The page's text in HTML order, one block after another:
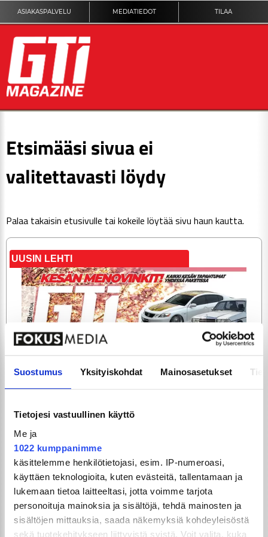
Suostumus Yksityiskohdat Mainosasetukset
Tietojesi vastuullinen käyttö
Me ja
1022 kumppanimme
käsittelemme henkilötietojasi, esim. IP-numeroasi,
käyttäen teknologioita, kuten evästeitä, tallentamaan ja
lukemaan tietoa laitteeltasi, jotta voimme tarjota
personoituja mainoksia ja sisältöjä, tehdä mainosten ja
sisältöjen mittauksia, saada näkemyksiä kohdeyleisöstä
sekä tuotekehitykseen liittyvistä syistä. Voit valita, kuka
ASIAKASPALVELU MEDIATIEDOT TILAA
KILPAILUT
TEKNIIKKA
ARTIKKELIT
TILAA
Etsimääsi sivua ei
valitettavasti löydy
Palaa takaisin etusivulle tai kokeile löytää sivu haun kautta.
UUSIN LEHTI
GTi-Magazinen numero 5 / 2026 julkaistaan
3.6.2026!
UUSIMMAT